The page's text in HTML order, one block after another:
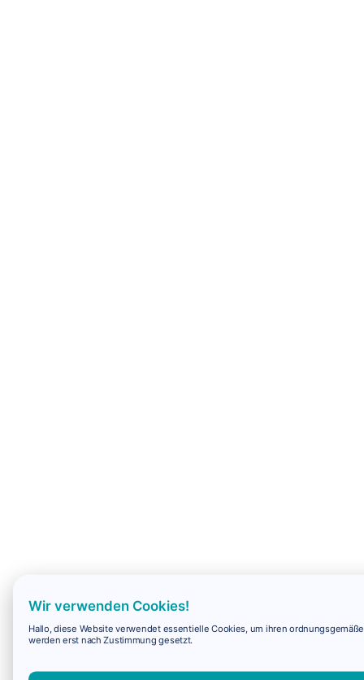
Wir verwenden Cookies!
Hallo, diese Website verwendet essentielle Cookies, um ihren
werden erst nach Zustimmung gesetzt.